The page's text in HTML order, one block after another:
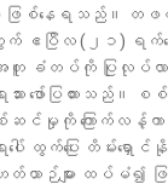
း ဖြစ်နေရသည်။ တ
ဧ​ပြီလ (၂၁) ရက်န
နဲ့အတူ ခံတပ်ကို ပြုလုပ်
သား ဖော်ပြထားသည်
ဆင်မှုကို ကြောက်လန့်က
ေးပေါ် ထွက်ပြေး တိမ်း
ာဉ်များ ထပ်မံ၍ ဖ